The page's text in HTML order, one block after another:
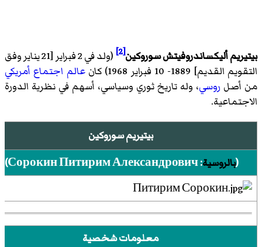
بيتيريم أليكساندروفيتش سوروكين[2]
(ولد في 2 فبراير [21 يناير وفق
التقويم القديم] 1889- 10 فبراير 1968) كان
عالم اجتماع أمريكي
من أصل روسي، وله تاريخ ثوري وسياسي، أسهم في نظرية الدورة
الاجتماعية.
بيتيريم سوروكين
(بالروسية:
Сорокин Питирим Александрович
)‏
معلومات شخصية